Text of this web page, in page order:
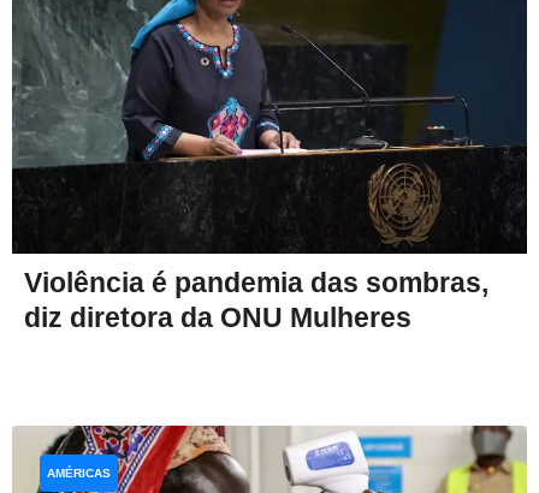
Violência é pandemia das sombras,
diz diretora da ONU Mulheres
AMÉRICAS